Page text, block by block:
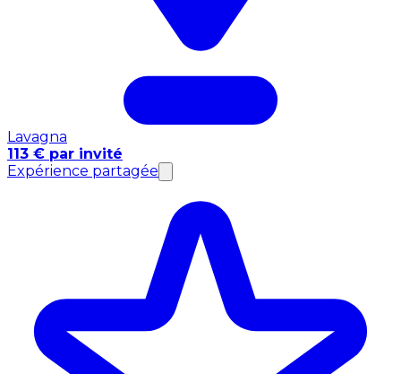
Lavagna
113 € par invité
Expérience partagée